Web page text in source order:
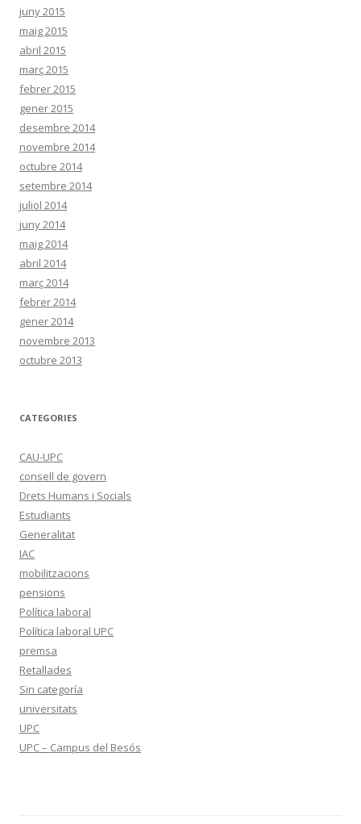
juny 2015
maig 2015
abril 2015
març 2015
febrer 2015
gener 2015
desembre 2014
novembre 2014
octubre 2014
setembre 2014
juliol 2014
juny 2014
maig 2014
abril 2014
març 2014
febrer 2014
gener 2014
novembre 2013
octubre 2013
CATEGORIES
CAU-UPC
consell de govern
Drets Humans i Socials
Estudiants
Generalitat
IAC
mobilitzacions
pensions
Política laboral
Política laboral UPC
premsa
Retallades
Sin categoría
universitats
UPC
UPC – Campus del Besós